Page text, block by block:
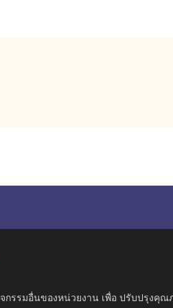
กรรมอื่นของหน่วยงาน เพื่อ ปรับปรุงคุณ